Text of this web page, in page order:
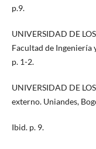
p.9.
UNIVERSIDAD DE
Facultad de Ingeniería
p. 1-2.
UNIVERSIDAD DE
externo. Uniandes,
Ibid. p. 9.